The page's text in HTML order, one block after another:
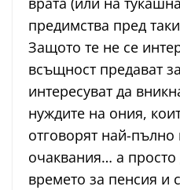
предимства пред
Защото те не се
всъщност предават
интересуват да
нуждите на ония,
отговорят най-пълно
очаквания… а просто
времето за пенсия и